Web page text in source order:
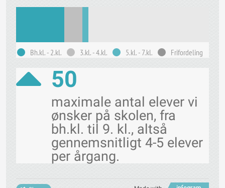
Bh.kl. - 2.kl. 3.kl. - 4.kl. 5.kl. - 7.kl. Frifordeling
50
maximale antal elever vi
ønsker på skolen, fra
bh.kl. til 9. kl., altså
gennemsnitligt 4-5 elever
per årgang.